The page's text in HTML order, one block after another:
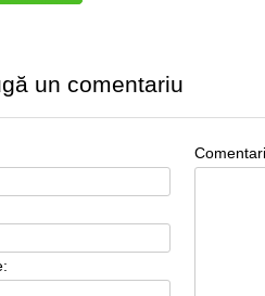
un comentariu